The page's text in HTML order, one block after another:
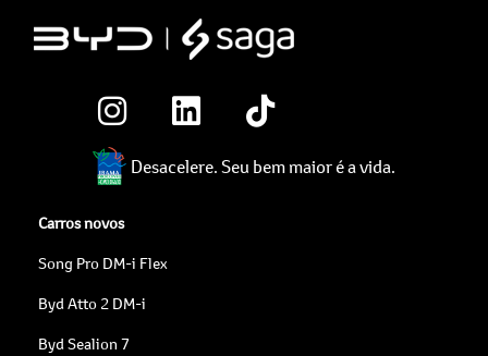
Desacelere. Seu bem maior é a vida.
Carros novos
Song Pro DM-i Flex
Byd Atto 2 DM-i
Byd Sealion 7